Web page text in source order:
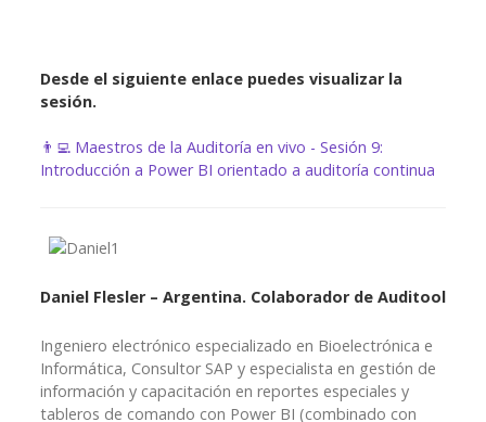
Desde el siguiente enlace puedes visualizar la
sesión.
👨‍💻 Maestros de la Auditoría en vivo - Sesión 9:
Introducción a Power BI orientado a auditoría continua
Daniel Flesler – Argentina. Colaborador de Auditool
Ingeniero electrónico especializado en Bioelectrónica e
Informática, Consultor SAP y especialista en gestión de
información y capacitación en reportes especiales y
tableros de comando con Power BI (combinado con